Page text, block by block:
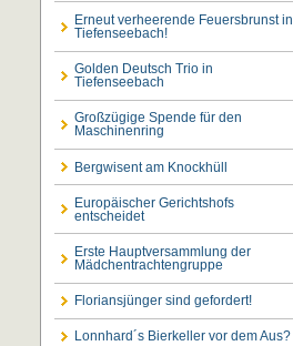
Erneut verheerende Feuersbrunst in
Tiefenseebach!
Golden Deutsch Trio in
Tiefenseebach
Großzügige Spende für den
Maschinenring
Bergwisent am Knockhüll
Europäischer Gerichtshofs
entscheidet
Erste Hauptversammlung der
Mädchentrachtengruppe
Floriansjünger sind gefordert!
Lonnhard´s Bierkeller vor dem Aus?